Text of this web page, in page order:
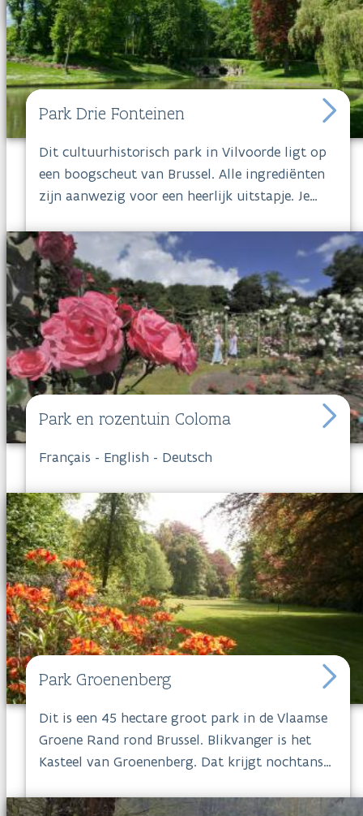
Park Drie Fonteinen
Dit cultuurhistorisch park in Vilvoorde ligt op
een boogscheut van Brussel. Alle ingrediënten
zijn aanwezig voor een heerlijk uitstapje. Je
prachtige Franse tuin in de stijl van Versailles
én van een Engels landschapspark. Na al dat
moois kunnen de kinderen ravotten in de
speeltuin, terwijl de ouders nagenieten op een
terrasje met uitzicht op de Franse tuin.
Park en rozentuin Coloma
Français - English - Deutsch
Park Groenenberg
Dit is een 45 hectare groot park in de Vlaamse
Groene Rand rond Brussel. Blikvanger is het
Kasteel van Groenenberg. Dat krijgt nochtans
natuurcollecties. Solitaire bomen en kleurrijke